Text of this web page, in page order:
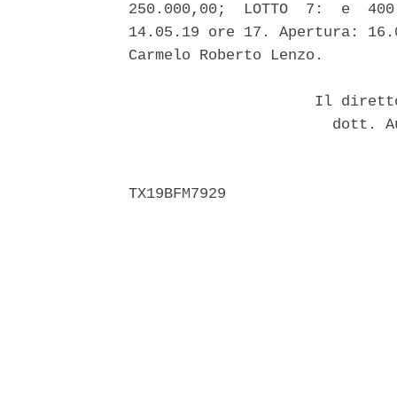
250.000,00;  LOTTO  7:  e
14.05.19 ore 17. Apertura:
Carmelo Roberto Lenzo.
Il
dott.